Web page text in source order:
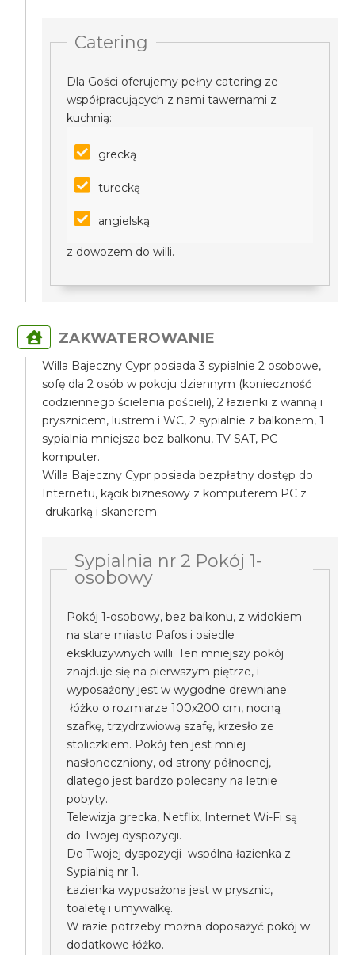
Catering
Dla Gości oferujemy pełny catering ze
współpracujących z nami tawernami z
kuchnią:
grecką
turecką
angielską
z dowozem do willi.
ZAKWATEROWANIE
Willa Bajeczny Cypr posiada 3 sypialnie 2 osobowe,
sofę dla 2 osób w pokoju dziennym (konieczność
codziennego ścielenia pościeli), 2 łazienki z wanną i
prysznicem, lustrem i WC, 2 sypialnie z balkonem, 1
sypialnia mniejsza bez balkonu, TV SAT, PC
komputer.
Willa Bajeczny Cypr posiada bezpłatny dostęp do
Internetu, kącik biznesowy z komputerem PC z
drukarką i skanerem.
Sypialnia nr 2 Pokój 1-
osobowy
Pokój 1-osobowy, bez balkonu, z widokiem
na stare miasto Pafos i osiedle
ekskluzywnych willi. Ten mniejszy pokój
znajduje się na pierwszym piętrze, i
wyposażony jest w wygodne drewniane
łóżko o rozmiarze 100x200 cm, nocną
szafkę, trzydrzwiową szafę, krzesło ze
stoliczkiem. Pokój ten jest mniej
nasłoneczniony, od strony północnej,
dlatego jest bardzo polecany na letnie
pobyty.
Telewizja grecka, Netflix, Internet Wi-Fi są
do Twojej dyspozycji.
Do Twojej dyspozycji wspólna łazienka z
Sypialnią nr 1.
Łazienka wyposażona jest w prysznic,
toaletę i umywalkę.
W razie potrzeby można doposażyć pokój w
dodatkowe łóżko.